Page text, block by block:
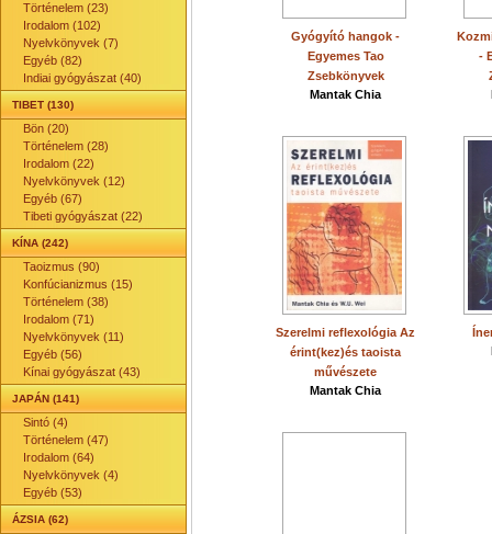
Történelem (23)
Irodalom (102)
Nyelvkönyvek (7)
Egyéb (82)
Indiai gyógyászat (40)
TIBET (130)
Bön (20)
Történelem (28)
Irodalom (22)
Nyelvkönyvek (12)
Egyéb (67)
Tibeti gyógyászat (22)
KÍNA (242)
Taoizmus (90)
Konfúcianizmus (15)
Történelem (38)
Irodalom (71)
Nyelvkönyvek (11)
Egyéb (56)
Kínai gyógyászat (43)
JAPÁN (141)
Sintó (4)
Történelem (47)
Irodalom (64)
Nyelvkönyvek (4)
Egyéb (53)
ÁZSIA (62)
Gyógyító hangok -
Egyemes Tao
Zsebkönyvek
Mantak Chia
-
Szerelmi reflexológia Az
érint(kez)és taoista
művészete
Mantak Chia